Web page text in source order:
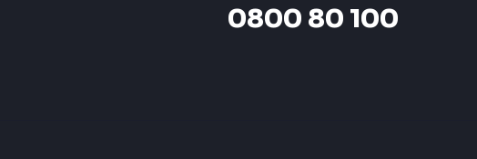
0800 80 100